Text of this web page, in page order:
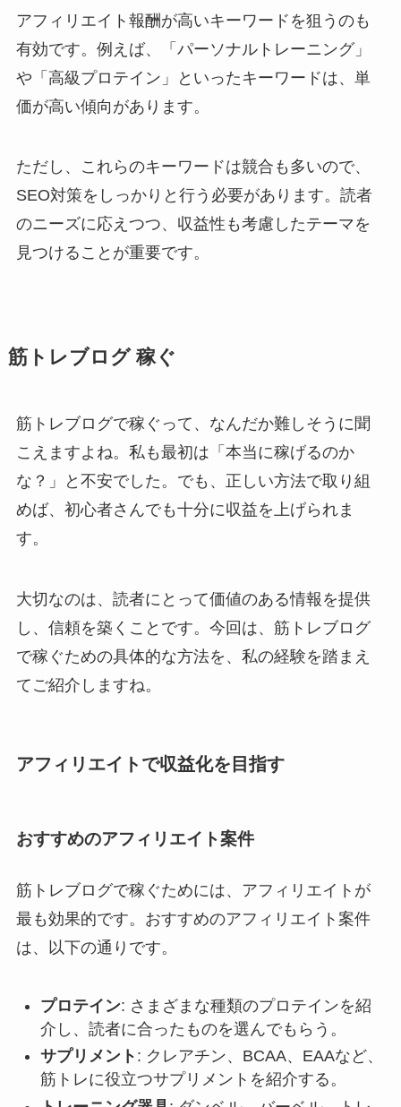
アフィリエイト報酬が高いキーワードを狙うのも
有効です。例えば、「パーソナルトレーニング」
や「高級プロテイン」といったキーワードは、単
価が高い傾向があります。
ただし、これらのキーワードは競合も多いので、
SEO対策をしっかりと行う必要があります。読者
のニーズに応えつつ、収益性も考慮したテーマを
見つけることが重要です。
筋トレブログ 稼ぐ
筋トレブログで稼ぐって、なんだか難しそうに聞
こえますよね。私も最初は「本当に稼げるのか
な？」と不安でした。でも、正しい方法で取り組
めば、初心者さんでも十分に収益を上げられま
す。
大切なのは、読者にとって価値のある情報を提供
し、信頼を築くことです。今回は、筋トレブログ
で稼ぐための具体的な方法を、私の経験を踏まえ
てご紹介しますね。
アフィリエイトで収益化を目指す
おすすめのアフィリエイト案件
筋トレブログで稼ぐためには、アフィリエイトが
最も効果的です。おすすめのアフィリエイト案件
は、以下の通りです。
プロテイン: さまざまな種類のプロテインを紹
介し、読者に合ったものを選んでもらう。
サプリメント : クレアチン、BCAA、EAAなど、
筋トレに役立つサプリメントを紹介する。